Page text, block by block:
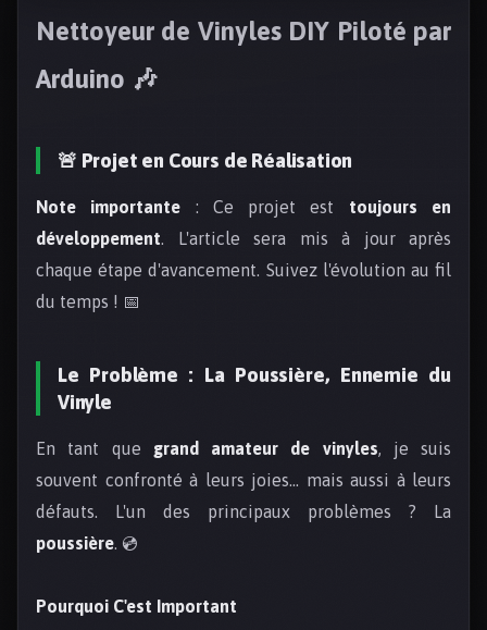
Nettoyeur de Vinyles DIY Piloté par
Arduino 🎶
🚨 Projet en Cours de Réalisation
Note importante : Ce projet est toujours en
développement. L'article sera mis à jour après
chaque étape d'avancement. Suivez l'évolution au fil
du temps ! 📅
Le Problème : La Poussière, Ennemie du
Vinyle
En tant que grand amateur de vinyles, je suis
souvent confronté à leurs joies... mais aussi à leurs
défauts. L'un des principaux problèmes ? La
poussière. 💿
Pourquoi C'est Important